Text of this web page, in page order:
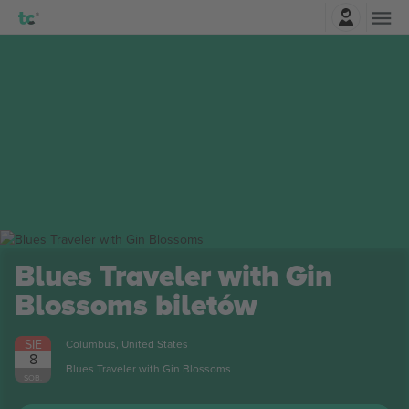
with Gin
biletów
United States
Traveler with Gin Blossoms